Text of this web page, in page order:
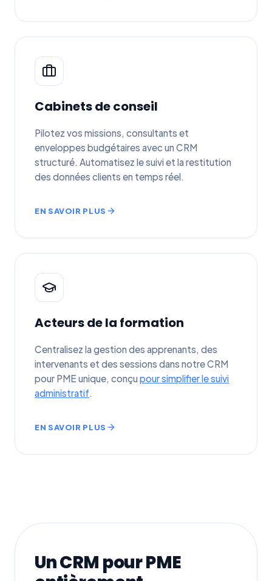
Cabinets de conseil
Pilotez vos missions, consultants et
enveloppes budgétaires avec un CRM
structuré. Automatisez le suivi et la restitution
des données clients en temps réel.
EN SAVOIR PLUS
Acteurs de la formation
Centralisez la gestion des apprenants, des
intervenants et des sessions dans notre CRM
pour PME unique, conçu pour simplifier le suivi
administratif.
EN SAVOIR PLUS
Un CRM pour PME